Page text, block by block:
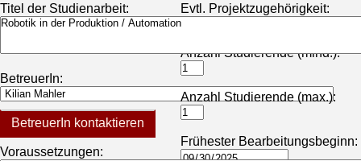
Titel der Studienarbeit:
BetreuerIn:
BetreuerIn kontaktieren
Voraussetzungen:
Evtl. Projektzugehörigkeit:
Anzahl Studierende (mind.):
Anzahl Studierende (max.):
Frühester Bearbeitungsbeginn: